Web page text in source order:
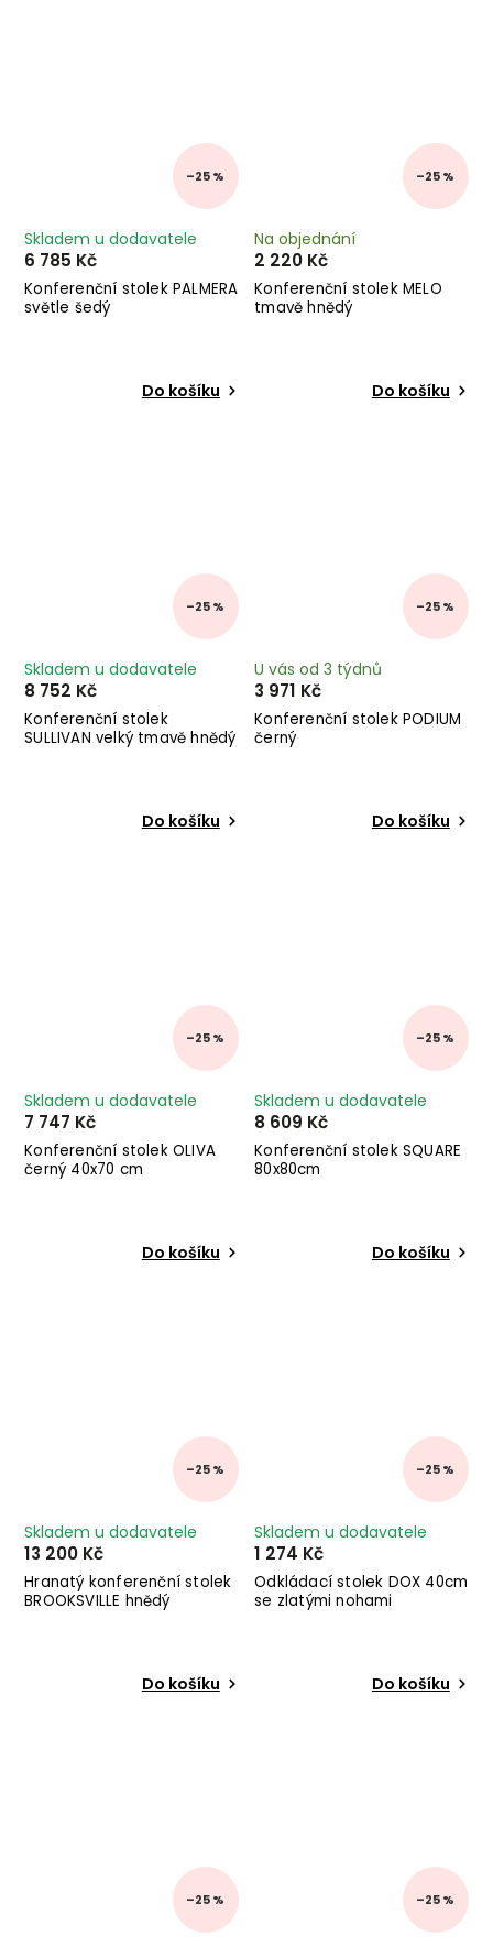
–25 %
Konferenční stolek PALMERA
světle šedý
Skladem u dodavatele
6 785 Kč
Do košíku
–25 %
Konferenční stolek MELO
tmavě hnědý
Na objednání
2 220 Kč
Do košíku
–25 %
Konferenční stolek
SULLIVAN velký tmavě hnědý
Skladem u dodavatele
8 752 Kč
Do košíku
–25 %
Konferenční stolek PODIUM
černý
U vás od 3 týdnů
3 971 Kč
Do košíku
–25 %
Konferenční stolek OLIVA
černý 40x70 cm
Skladem u dodavatele
7 747 Kč
Do košíku
–25 %
Konferenční stolek SQUARE
80x80cm
Skladem u dodavatele
8 609 Kč
Do košíku
–25 %
Hranatý konferenční stolek
BROOKSVILLE hnědý
Skladem u dodavatele
13 200 Kč
Do košíku
–25 %
Odkládací stolek DOX 40cm
se zlatými nohami
Skladem u dodavatele
1 274 Kč
Do košíku
–25 % –25 %